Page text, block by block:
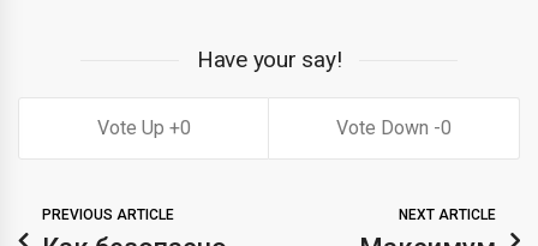
Have your say!
0 0
PREVIOUS ARTICLE NEXT ARTICLE